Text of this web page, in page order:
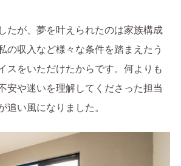
たが、夢を叶えられたのは家族構成
の収入など様々な条件を踏まえたう
スをいただけたからです。何よりも
安や迷いを理解してくださった担当
追い風になりました。